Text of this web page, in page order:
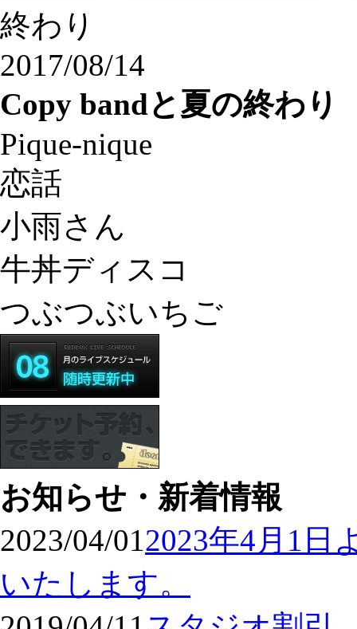
終わり
2017/08/14
Copy bandと夏の終わり
Pique-nique
恋話
小雨さん
牛丼ディスコ
つぶつぶいちご
お知らせ・新着情報
2023/04/012023年4月1日
いたします。